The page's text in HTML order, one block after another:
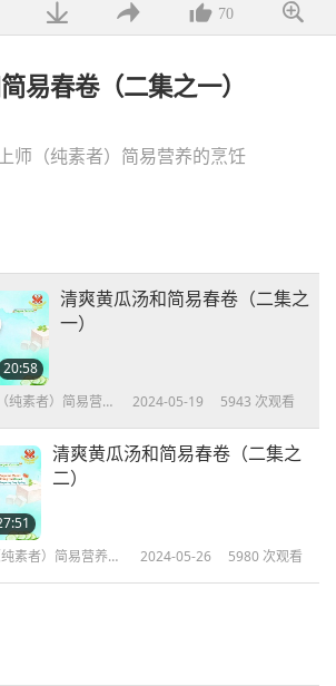
70
易春卷（二集之一）
师（纯素者）简易营养的烹饪
20:58
清爽黄瓜汤和简易春卷（二集之
一）
纯素者）简易营养
2024-05-19 5943 次观看
清爽黄瓜汤和简易春卷（二集之
二）
素者）简易营养的
2024-05-26 5980 次观看